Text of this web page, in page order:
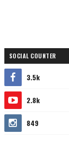
SOCIAL COUNTER
3.5k
2.8k
849